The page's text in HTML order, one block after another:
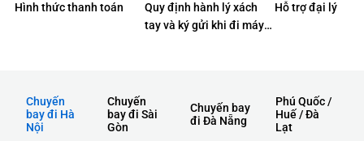
Hình thức thanh toán
Quy định hành lý xách
tay và ký gửi khi đi máy
Hỗ trợ đại lý
Chuyến
bay đi Hà
Nội
Chuyến
bay đi Sài
Gòn
Chuyến bay
đi Đà Nẵng
Phú Quốc /
Huế / Đà
Lạt